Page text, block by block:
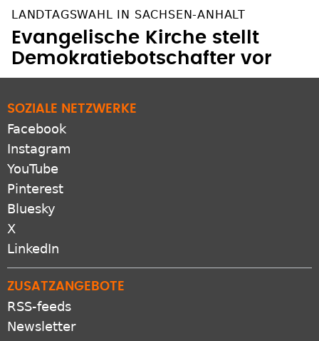
Evangelische Kirche stellt
Demokratiebotschafter vor
Facebook
Instagram
YouTube
Pinterest
Bluesky
X
LinkedIn
RSS-feeds
Newsletter
Protestantomat